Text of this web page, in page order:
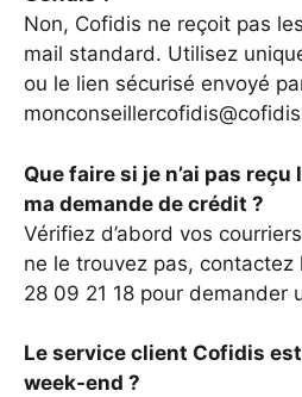
Non, Cofidis ne reçoit pas
mail standard. Utilisez
ou le lien sécurisé envoyé
Que faire si je n’ai pas reçu
ma demande de crédit ?
Vérifiez d’abord vos
ne le trouvez pas,
28 09 21 18 pour demander
Le service client Cofidis
week-end ?